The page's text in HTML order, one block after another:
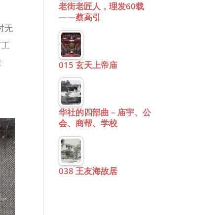
无
老街老匠人，理发60载
——蔡高引
015 玄天上帝庙
华社的四部曲 – 庙宇、公
会、商帮、学校
038 王友海故居